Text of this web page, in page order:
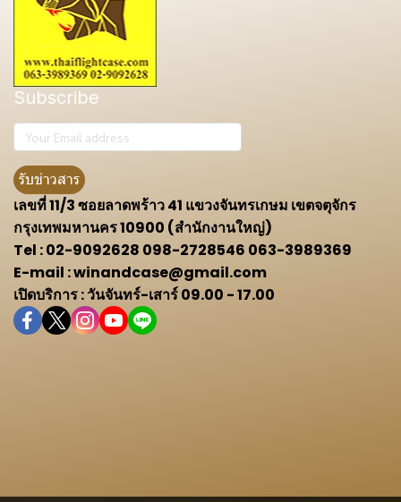
Subscribe
รับข่าวสาร
เลขที่ 11/3 ซอยลาดพร้าว 41 แขวงจันทรเกษม เขตจตุจักร
กรุงเทพมหานคร 10900 (สำนักงานใหญ่)
Tel : 02-9092628 098-2728546 063-3989369
E-mail : winandcase@gmail.com
เปิดบริการ : วันจันทร์-เสาร์ 09.00 - 17.00